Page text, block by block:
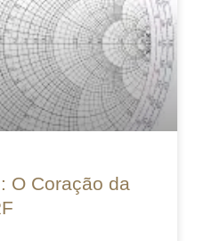
O Coração da